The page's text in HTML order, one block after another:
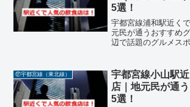
5選！
宇都宮線浦和駅近く
元民が通うおすすめ
辺で話題のグルメス
ち着いた雰囲気と、
合したグルメエリア
⑰宇都宮線（東北線）
宇都宮線小山駅
店｜地元民が通
5選！